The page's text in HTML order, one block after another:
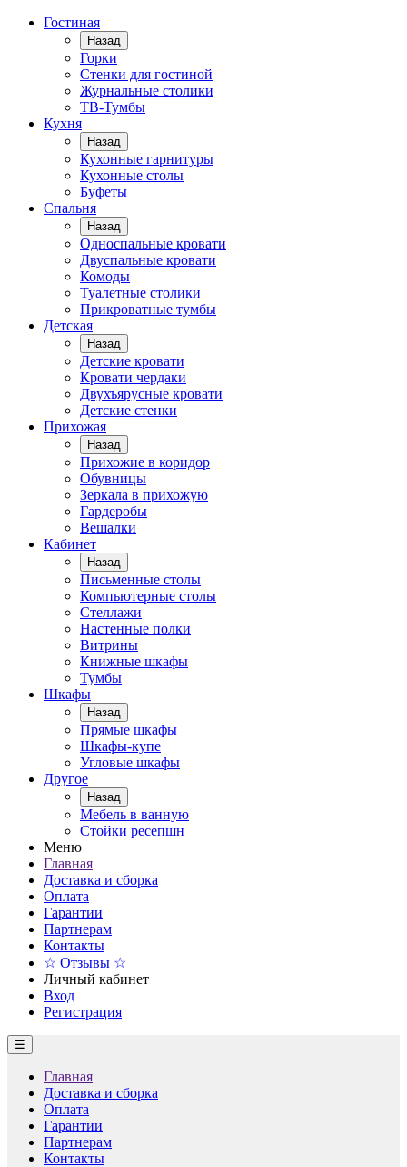
Гостиная
Назад
Горки
Стенки для гостиной
Журнальные столики
TВ-Тумбы
Кухня
Назад
Кухонные гарнитуры
Кухонные столы
Буфеты
Спальня
Назад
Односпальные кровати
Двуспальные кровати
Комоды
Туалетные столики
Прикроватные тумбы
Детская
Назад
Детские кровати
Кровати чердаки
Двухъярусные кровати
Детские стенки
Прихожая
Назад
Прихожие в коридор
Обувницы
Зеркала в прихожую
Гардеробы
Вешалки
Кабинет
Назад
Письменные столы
Компьютерные столы
Стеллажи
Настенные полки
Витрины
Книжные шкафы
Тумбы
Шкафы
Назад
Прямые шкафы
Шкафы-купе
Угловые шкафы
Другое
Назад
Мебель в ванную
Стойки ресепшн
Меню
Главная
Доставка и сборка
Оплата
Гарантии
Партнерам
Контакты
☆ Отзывы ☆
Личный кабинет
Вход
Регистрация
☰
Главная
Доставка и сборка
Оплата
Гарантии
Партнерам
Контакты